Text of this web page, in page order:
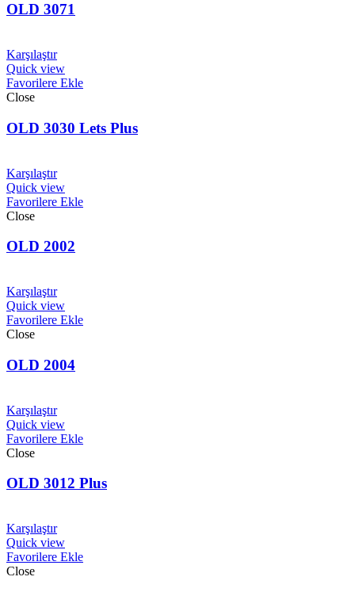
OLD 3071
Karşılaştır
Quick view
Favorilere Ekle
Close
OLD 3030 Lets Plus
Karşılaştır
Quick view
Favorilere Ekle
Close
OLD 2002
Karşılaştır
Quick view
Favorilere Ekle
Close
OLD 2004
Karşılaştır
Quick view
Favorilere Ekle
Close
OLD 3012 Plus
Karşılaştır
Quick view
Favorilere Ekle
Close